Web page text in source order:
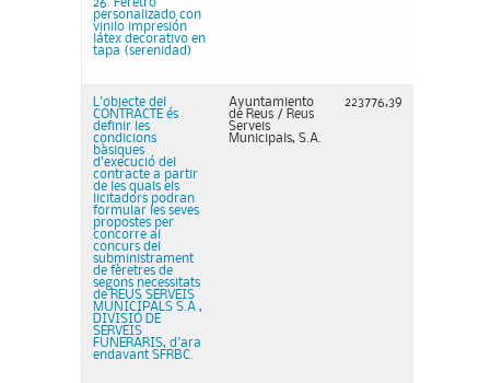
26. Féretro
personalizado con
vinilo impresión
látex decorativo en
tapa (serenidad)
L'objecte del
CONTRACTE és
definir les
condicions
bàsiques
d’execució del
contracte a partir
de les quals els
licitadors podran
formular les seves
propostes per
concorre al
concurs del
subministrament
de fèretres de
segons necessitats
de REUS SERVEIS
MUNICIPALS S.A ,
DIVISIÓ DE
SERVEIS
FUNERARIS, d'ara
endavant SFRBC.
Ayuntamiento
de Reus / Reus
Serveis
Municipals, S.A.
223776,39